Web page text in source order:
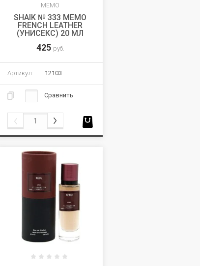
MEMO
SHAIK № 333 MEMO
FRENCH LEATHER
(УНИСЕКС) 20 МЛ
425 руб.
Артикул: 12103
Сравнить